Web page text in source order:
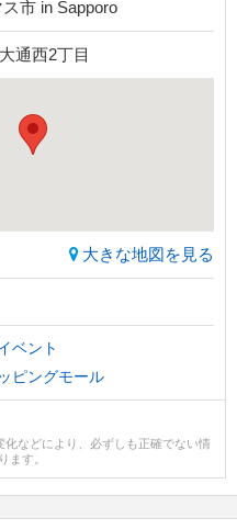
市 in Sapporo
通西2丁目
大きな地図を見る
ベント
ピングモール
などにより、必ずしも正確でない情
ます。